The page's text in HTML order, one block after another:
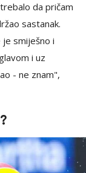
da pričam
sastanak.
je smiješno i
i uz
- ne znam",